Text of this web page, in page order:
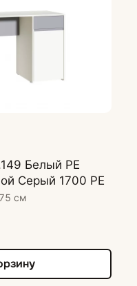
Белый PE
Серый 1700 PE
см